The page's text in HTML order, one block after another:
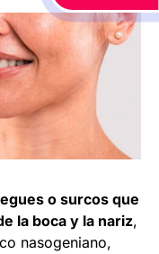
o surcos que
la boca y la nariz,
nasogeniano,